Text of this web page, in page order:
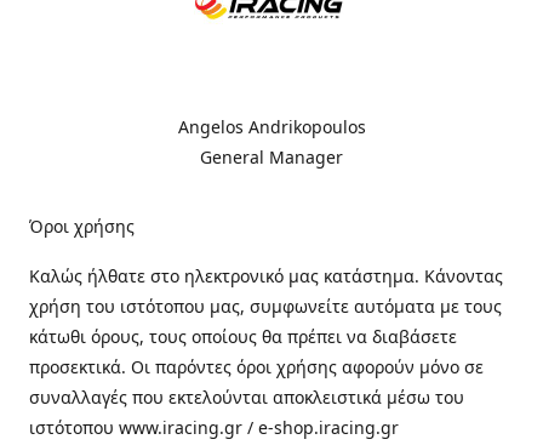
Angelos Andrikopoulos
General Manager
Όροι χρήσης
Καλώς ήλθατε στo ηλεκτρονικό μας κατάστημα. Κάνοντας
χρήση του ιστότοπου μας, συμφωνείτε αυτόματα με τους
κάτωθι όρους, τους οποίους θα πρέπει να διαβάσετε
προσεκτικά. Οι παρόντες όροι χρήσης αφορούν μόνο σε
συναλλαγές που εκτελούνται αποκλειστικά μέσω του
ιστότοπου www.iracing.gr / e-shop.iracing.gr